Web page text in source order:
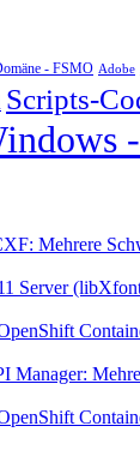
- FSMO Adobe
Scripts-
Mehrere